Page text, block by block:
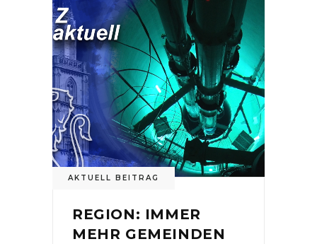
AKTUELL BEITRAG
REGION: IMMER
MEHR GEMEINDEN